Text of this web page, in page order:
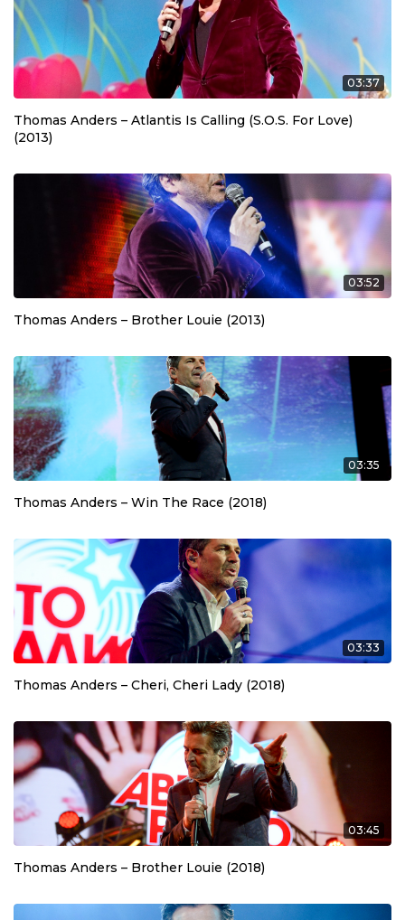
03:37
Thomas Anders – Atlantis Is Calling (S.O.S. For Love)
(2013)
03:52
Thomas Anders – Brother Louie (2013)
03:35
Thomas Anders – Win The Race (2018)
03:33
Thomas Anders – Cheri, Cheri Lady (2018)
03:45
Thomas Anders – Brother Louie (2018)